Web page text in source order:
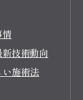
情
技術動向
施術法